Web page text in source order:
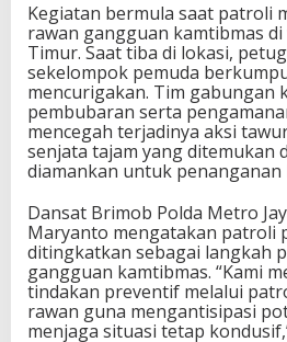
Kegiatan bermula saat patroli
rawan gangguan kamtibmas di
Timur. Saat tiba di lokasi,
sekelompok pemuda
mencurigakan. Tim gabungan
pembubaran serta
mencegah terjadinya aksi
senjata tajam yang ditemukan
diamankan untuk penanganan
Dansat Brimob Polda Metro
Maryanto mengatakan patroli
ditingkatkan sebagai langkah
gangguan kamtibmas. “Kami
tindakan preventif melalui
rawan guna mengantisipasi
menjaga situasi tetap